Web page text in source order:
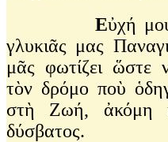
Εὐχή
γλυκιᾶς μας
μᾶς φωτίζει ὥστε
τὸν δρόμο ποὺ
στὴ Ζωή, ἀκόμη
δύσβατος.